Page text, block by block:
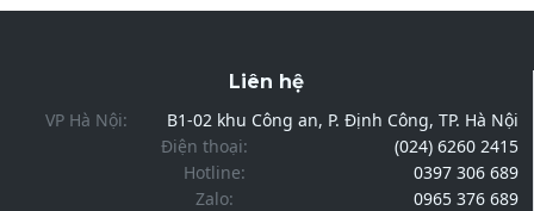
Liên hệ
VP Hà Nội:
B1-02 khu Công an, P. Định Công, TP. Hà Nội
Điện thoại:
(024) 6260 2415
Hotline:
0397 306 689
Zalo:
0965 376 689